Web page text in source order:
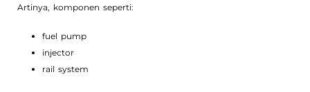
Artinya, komponen seperti:
fuel pump
injector
rail system